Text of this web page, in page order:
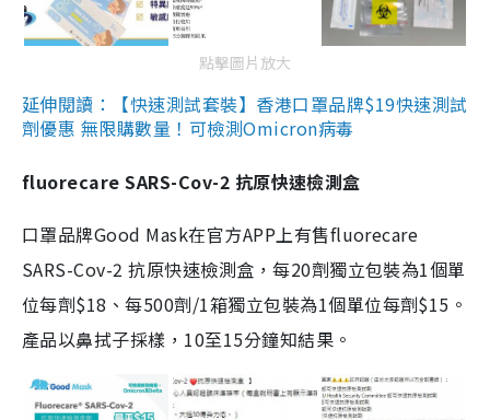
點擊圖片放大
延伸閱讀：【快速測試套裝】香港口罩品牌$19快速測試
劑優惠 無限購數量！可檢測Omicron病毒
fluorecare SARS-Cov-2 抗原快速檢測盒
口罩品牌Good Mask在官方APP上有售fluorecare
SARS-Cov-2 抗原快速檢測盒，每20劑獨立包裝為1個單
位每劑$18、每500劑/1箱獨立包裝為1個單位每劑$15。
產品以鼻拭子採樣，10至15分鐘知結果。